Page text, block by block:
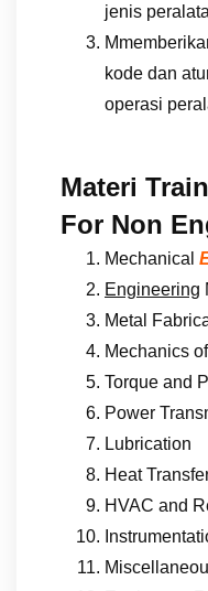
jenis
kode dan
operasi
Materi
For Non
Mechanical
Engineering
Metal
Mechanics of
Torque and
Power
Lubrication
Heat
HVAC and